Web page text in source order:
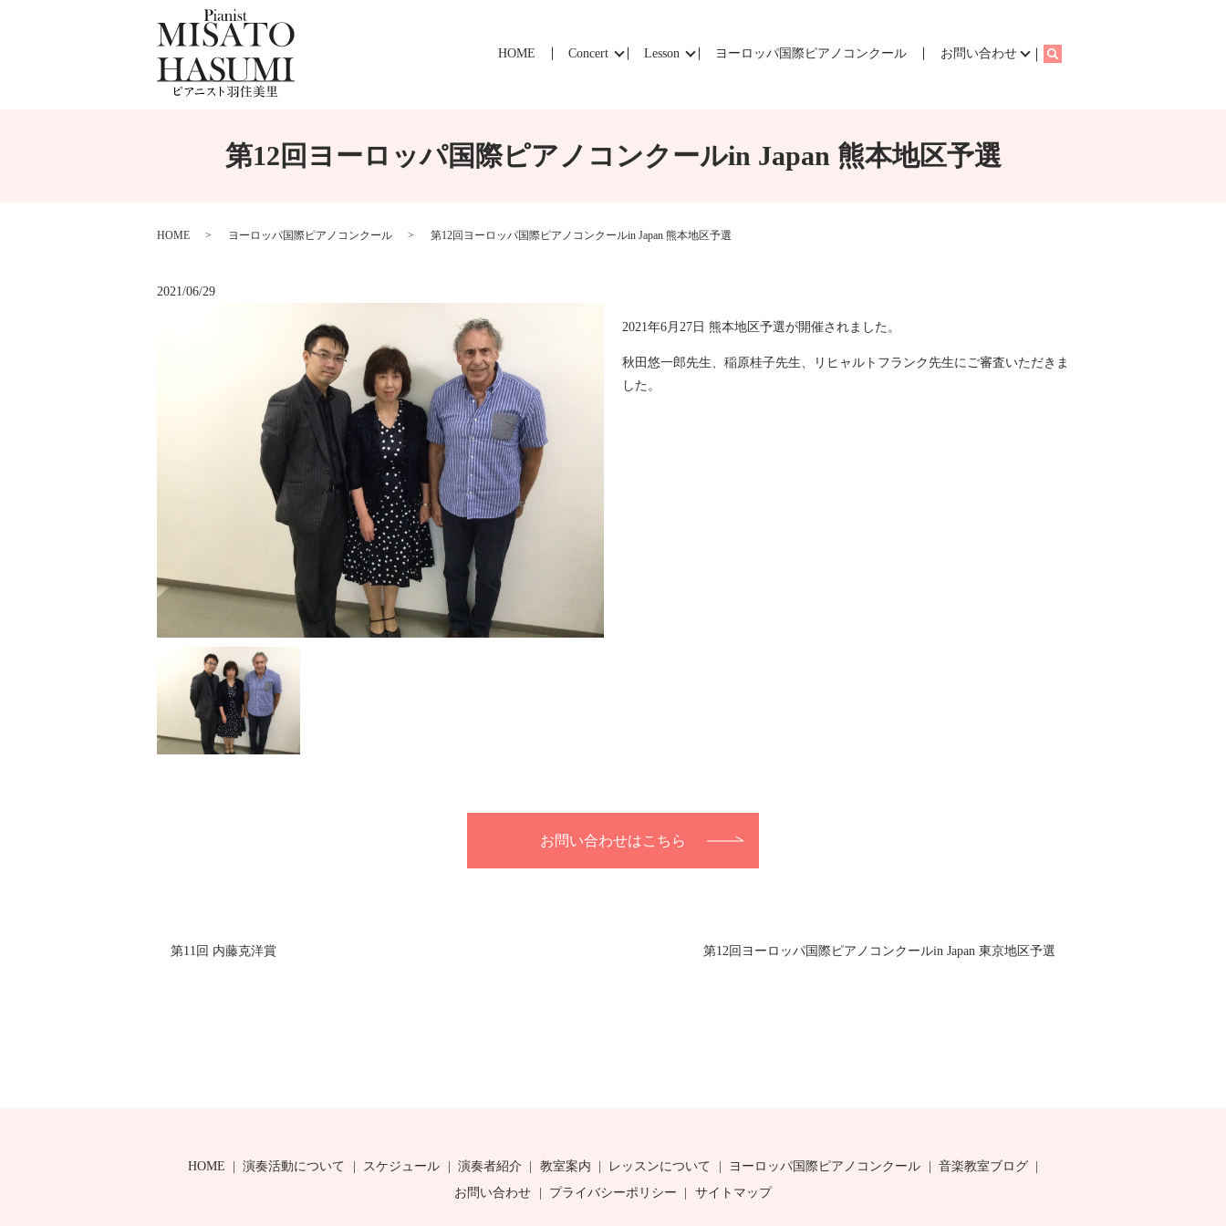
HOME Concert Lesson ヨーロッパ国際ピアノコンクール お問い合わせ search
第12回ヨーロッパ国際ピアノコンクールin Japan 熊本地区予選
HOME ヨーロッパ国際ピアノコンクール 第12回ヨーロッパ国際ピアノコンクールin Japan 熊本地区予選
2021/06/29
2021年6月27日 熊本地区予選が開催されました。
秋田悠一郎先生、稲原桂子先生、リヒャルトフランク先生にご審査いただきま
した。
お問い合わせはこちら
第11回 内藤克洋賞 第12回ヨーロッパ国際ピアノコンクールin Japan 東京地区予選
HOME 演奏活動について スケジュール 演奏者紹介 教室案内 レッスンについて ヨーロッパ国際ピアノコンクール
音楽教室ブログ
お問い合わせ
プライバシーポリシー サイトマップ